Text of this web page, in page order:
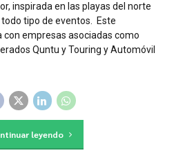
inspirada en las playas del norte
tipo de eventos. Este
empresas asociadas como
Quntu y Touring y Automóvil
leyendo